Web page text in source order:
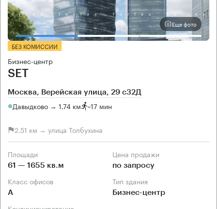
Еще фото
БЕЗ КОМИССИИ
Бизнес-центр
SET
Москва, Верейская улица, 29 с32Д
Давыдково → 1.74 км ~17 мин
2.51 км → улица Толбухина
Площади
61 — 1655 кв.м
Цена продажи
по запросу
Класс офисов
А
Тип здания
Бизнес-центр